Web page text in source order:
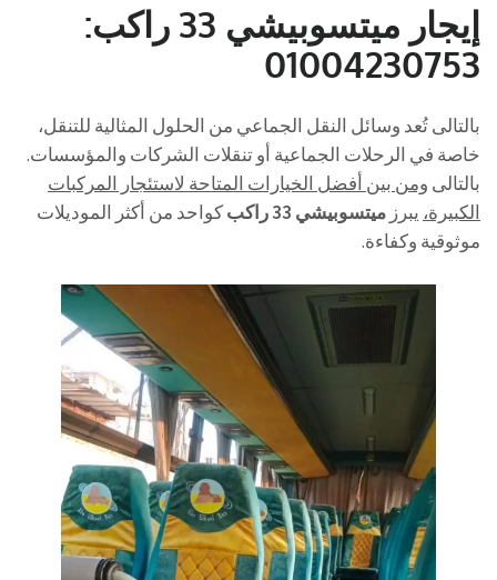
إيجار ميتسوبيشي 33 راكب:
01004230753
بالتالى تُعد وسائل النقل الجماعي من الحلول المثالية للتنقل،
خاصة في الرحلات الجماعية أو تنقلات الشركات والمؤسسات.
بالتالى ومن بين أفضل الخيارات المتاحة لاستئجار المركبات
الكبيرة، يبرز ميتسوبيشي 33 راكب
كواحد من أكثر الموديلات
موثوقية وكفاءة.